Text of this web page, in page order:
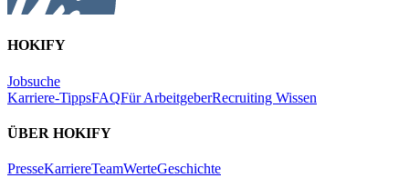
HOKIFY
Jobsuche
Karriere-TippsFAQFür ArbeitgeberRecruiting Wissen
ÜBER HOKIFY
PresseKarriereTeamWerteGeschichte